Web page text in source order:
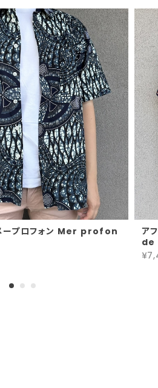
ープロフォン Mer profon
ア